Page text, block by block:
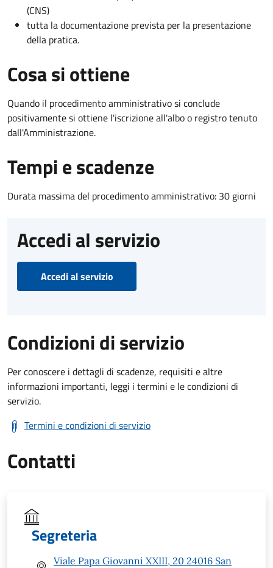
(CNS)
tutta la documentazione prevista per la presentazione
della pratica.
Cosa si ottiene
Quando il procedimento amministrativo si conclude
positivamente si ottiene l'iscrizione all'albo o registro tenuto
dall'Amministrazione.
Tempi e scadenze
Durata massima del procedimento amministrativo: 30 giorni
Accedi al servizio
Accedi al servizio
Condizioni di servizio
Per conoscere i dettagli di scadenze, requisiti e altre
informazioni importanti, leggi i termini e le condizioni di
servizio.
Termini e condizioni di servizio
Contatti
Segreteria
Viale Papa Giovanni XXIII, 20 24016 San